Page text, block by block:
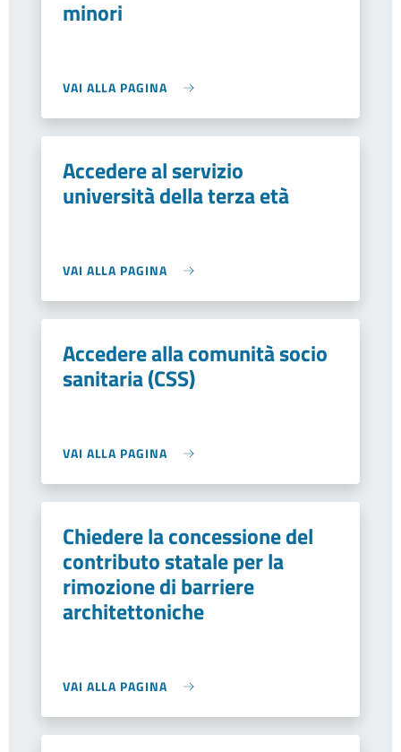
minori
VAI ALLA PAGINA
Accedere al servizio
università della terza età
VAI ALLA PAGINA
Accedere alla comunità socio
sanitaria (CSS)
VAI ALLA PAGINA
Chiedere la concessione del
contributo statale per la
rimozione di barriere
architettoniche
VAI ALLA PAGINA